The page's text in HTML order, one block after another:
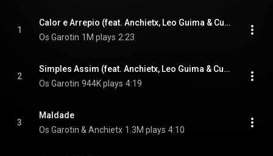
1
Calor e Arrepio (feat. Anchietx, Leo Guima & Cupertino)
Os Garotin 1M plays 2:23
2
Simples Assim (feat. Anchietx, Leo Guima & Cupertino)
Os Garotin 944K plays 4:19
3
Maldade
Os Garotin & Anchietx 1.3M plays 4:10